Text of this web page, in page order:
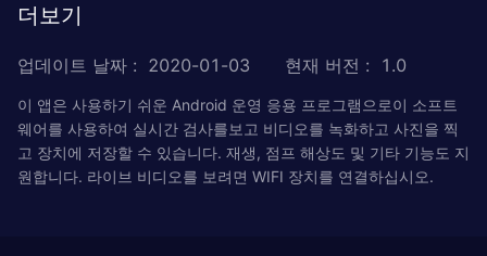
더보기
업데이트 날짜 : 2020-01-03 현재 버전 : 1.0
이 앱은 사용하기 쉬운 Android 운영 응용 프로그램으로이 소프트
웨어를 사용하여 실시간 검사를보고 비디오를 녹화하고 사진을 찍
고 장치에 저장할 수 있습니다. 재생, 점프 해상도 및 기타 기능도 지
원합니다. 라이브 비디오를 보려면 WIFI 장치를 연결하십시오.